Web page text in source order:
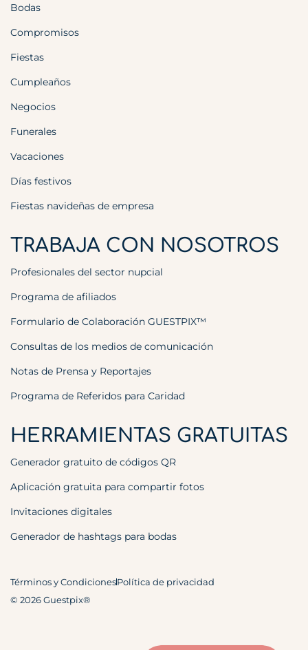
Bodas
Compromisos
Fiestas
Cumpleaños
Negocios
Funerales
Vacaciones
Días festivos
Fiestas navideñas de empresa
TRABAJA CON NOSOTROS
Profesionales del sector nupcial
Programa de afiliados
Formulario de Colaboración GUESTPIX™
Consultas de los medios de comunicación
Notas de Prensa y Reportajes
Programa de Referidos para Caridad
HERRAMIENTAS GRATUITAS
Generador gratuito de códigos QR
Aplicación gratuita para compartir fotos
Invitaciones digitales
Generador de hashtags para bodas
© 2026 Guestpix®
Términos y CondicionesPolítica de privacidad